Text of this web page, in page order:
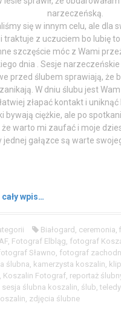
narzeczeńską.
się w innym celu, ale dla
traktuje z uczuciem bo lubię
szczęście móc z Wami
dnia . Sesje
przed ślubem sprawiają, że
W dniu ślubu jest
łatwiej złapać kontakt i uniknąć
bywają ciężkie, ale po
warto mi zaufać i moje
jednej gałązce są warte
wpis…
Białogard ceremonia
Fotograf Elbląg fotograf
Sławno fotograf
ślubna kamerzysta koszalin
Koszalin Fotograf reportaż
sesja ślubna koszalin ślub
zdjęcia ślubne